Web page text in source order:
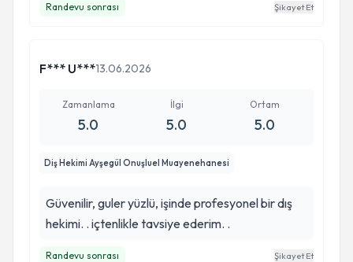
Randevu sonrası Şikayet Et
F*** U***13.06.2026
Zamanlama
5.0
İlgi
5.0
Ortam
5.0
Diş Hekimi Ayşegül Onuşluel Muayenehanesi
Güvenilir, guler yüzlü, işinde profesyonel bir dış
hekimi. . içtenlikle tavsiye ederim. .
Randevu sonrası Şikayet Et